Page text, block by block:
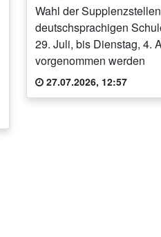
Wahl der
deutschsprachigen
29. Juli, bis Dienstag, 4.
vorgenommen werden
27.07.2026, 12:57